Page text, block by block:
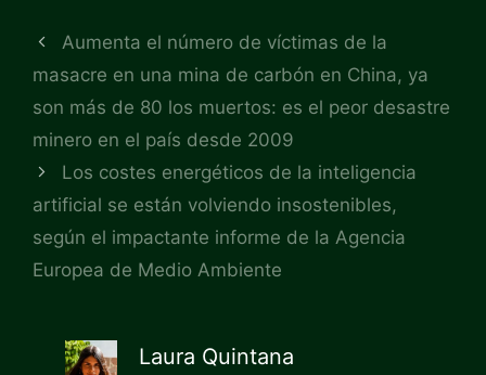
Aumenta el número de víctimas de la
masacre en una mina de carbón en China, ya
son más de 80 los muertos: es el peor desastre
minero en el país desde 2009
Los costes energéticos de la inteligencia
artificial se están volviendo insostenibles,
según el impactante informe de la Agencia
Europea de Medio Ambiente
Laura Quintana